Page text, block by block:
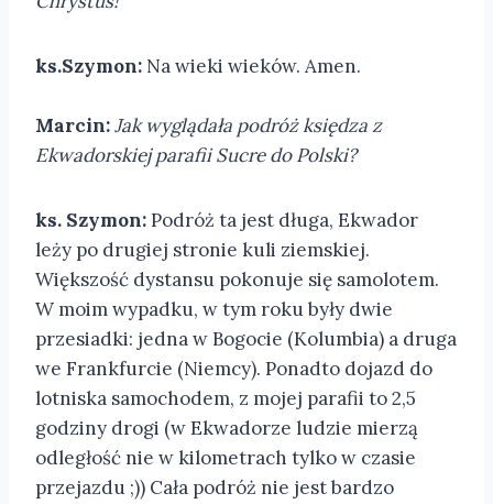
ks.Szymon: Na wieki wieków. Amen.
Marcin:Jak wyglądała podróż księdza z
Ekwadorskiej parafii Sucre do Polski?
ks. Szymon:Podróż ta jest długa, Ekwador
leży po drugiej stronie kuli ziemskiej.
Większość dystansu pokonuje się samolotem.
W moim wypadku, w tym roku były dwie
przesiadki: jedna w Bogocie (Kolumbia) a druga
we Frankfurcie (Niemcy). Ponadto dojazd do
lotniska samochodem, z mojej parafii to 2,5
godziny drogi (w Ekwadorze ludzie mierzą
odległość nie w kilometrach tylko w czasie
przejazdu ;)) Cała podróż nie jest bardzo